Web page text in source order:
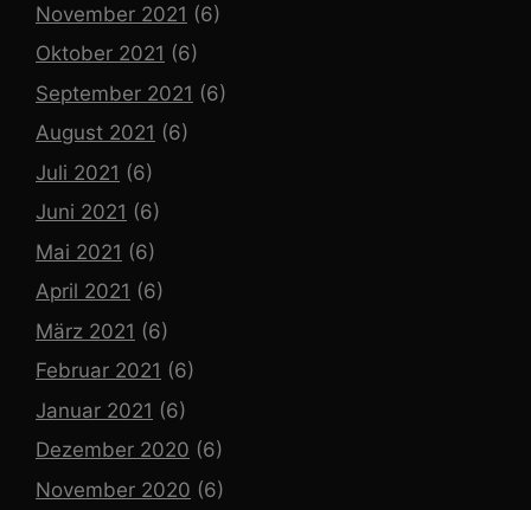
November 2021 (6)
Oktober 2021 (6)
September 2021 (6)
August 2021 (6)
Juli 2021 (6)
Juni 2021 (6)
Mai 2021 (6)
April 2021 (6)
März 2021 (6)
Februar 2021 (6)
Januar 2021 (6)
Dezember 2020 (6)
November 2020 (6)